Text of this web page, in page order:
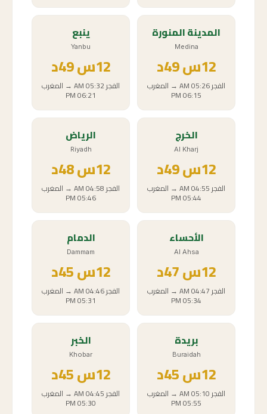
المدينة المنورة
Medina
12س49د
الفجر05:26 AM
→ المغرب
06:15 PM
ينبع
Yanbu
12س49د
الفجر05:32 AM
→ المغرب
06:21 PM
الخرج
Al Kharj
12س49د
الفجر04:55 AM
→ المغرب
05:44 PM
الرياض
Riyadh
12س48د
الفجر04:58 AM
→ المغرب
05:46 PM
الأحساء
Al Ahsa
12س
الفجر04:47 AM
→ المغرب
05:34 PM
الدمام
Dammam
12س
الفجر04:46 AM
→ المغرب
05:31 PM
بريدة
Buraidah
12س
الفجر05:10 AM
→ المغرب
05:55 PM
الخبر
Khobar
12س
الفجر04:45 AM
→ المغرب
05:30 PM